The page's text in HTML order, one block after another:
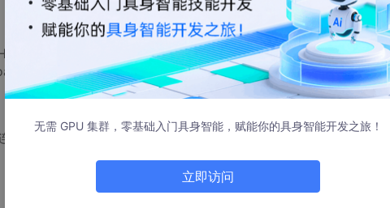
HSQL or Derby), please put it on the classpath.
from a particular profile you may need to activate it (no
数据库启动项目会报错。
无需 GPU 集群，零基础入门具身智能，赋能你的具身智能开发之旅！
立即访问